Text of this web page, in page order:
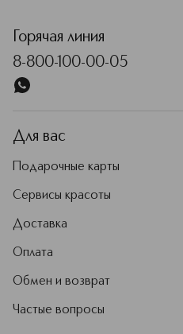
Горячая линия
8-800-100-00-05
Для вас
Подарочные карты
Сервисы красоты
Доставка
Оплата
Обмен и возврат
Частые вопросы